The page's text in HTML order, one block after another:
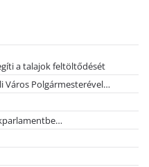
a talajok feltöltődését
Város Polgármesterével…